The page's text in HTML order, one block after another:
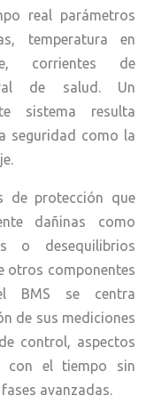
real parámetros
temperatura en
corrientes de
de salud. Un
sistema resulta
seguridad como la
de protección que
dañinas como
o desequilibrios
otros componentes
BMS se centra
de sus mediciones
control, aspectos
con el tiempo sin
avanzadas.